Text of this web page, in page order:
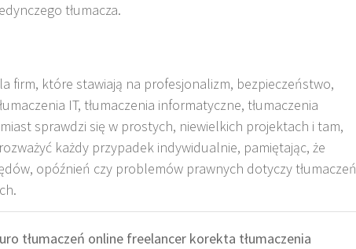
tłumacza.
firm, które stawiają na profesjonalizm, bezpieczeństwo,
IT, tłumaczenia informatyczne, tłumaczenia
sprawdzi się w prostych, niewielkich projektach i tam,
każdy przypadek indywidualnie, pamiętając, że
opóźnień czy problemów prawnych dotyczy tłumaczeń
tłumaczeń online freelancer korekta tłumaczenia